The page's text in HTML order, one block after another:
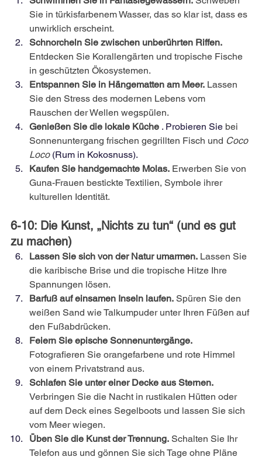
Sie in türkisfarbenem Wasser, das so klar ist, dass es
unwirklich erscheint.
Schnorcheln Sie zwischen unberührten Riffen.
Entdecken Sie Korallengärten und tropische Fische
in geschützten Ökosystemen.
Entspannen Sie in Hängematten am Meer. Lassen
Sie den Stress des modernen Lebens vom
Rauschen der Wellen wegspülen.
Genießen Sie die lokale Küche . Probieren Sie bei
Sonnenuntergang frischen gegrillten Fisch und Coco
Loco (Rum in Kokosnuss).
Kaufen Sie handgemachte Molas. Erwerben Sie von
Guna-Frauen bestickte Textilien, Symbole ihrer
kulturellen Identität.
6-10: Die Kunst, „Nichts zu tun“ (und es gut
zu machen)
Lassen Sie sich von der Natur umarmen. Lassen Sie
die karibische Brise und die tropische Hitze Ihre
Spannungen lösen.
Barfuß auf einsamen Inseln laufen. Spüren Sie den
weißen Sand wie Talkumpuder unter Ihren Füßen auf
den Fußabdrücken.
Feiern Sie epische Sonnenuntergänge.
Fotografieren Sie orangefarbene und rote Himmel
von einem Privatstrand aus.
Schlafen Sie unter einer Decke aus Sternen.
Verbringen Sie die Nacht in rustikalen Hütten oder
auf dem Deck eines Segelboots und lassen Sie sich
vom Meer wiegen.
Üben Sie die Kunst der Trennung. Schalten Sie Ihr
Telefon aus und gönnen Sie sich Tage ohne Pläne